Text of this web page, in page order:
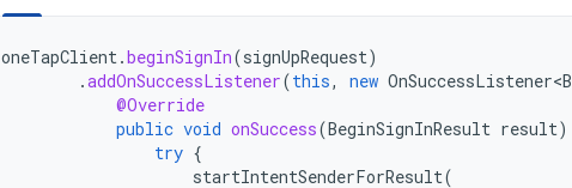
oneTapClient.beginSignIn(signUpRequest)
.addOnSuccessListener(this, new
@Override
public void onSuccess(BeginSignInResult result)
try {
startIntentSenderForResult(